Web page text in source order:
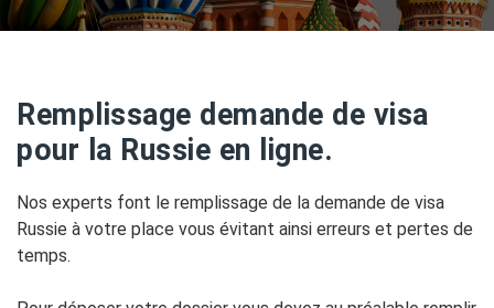
Remplissage demande de visa
pour la Russie en ligne.
Nos experts font le remplissage de la demande de visa
Russie à votre place vous évitant ainsi erreurs et pertes de
temps.